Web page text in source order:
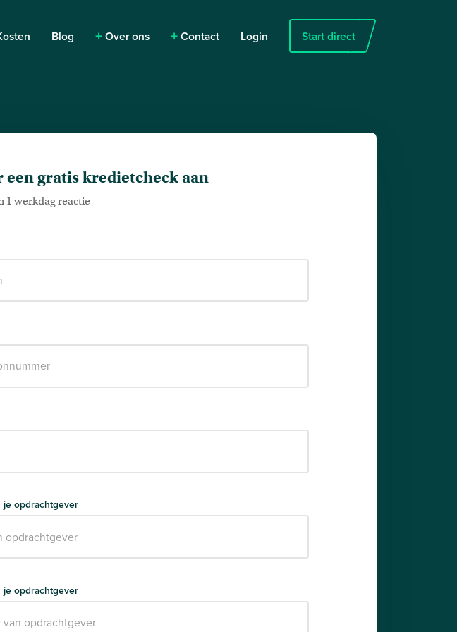
Blog +Over ons +Contact Login Start direct
een gratis kredietcheck aan
1 werkdag reactie
je opdrachtgever
je opdrachtgever